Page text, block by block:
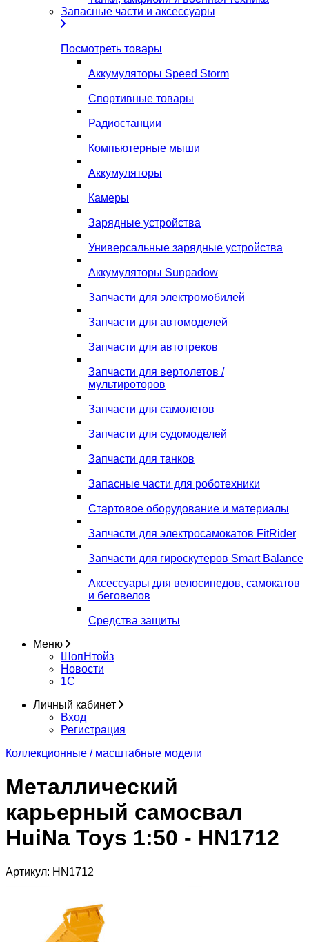
Запасные части и аксессуары
Посмотреть товары
Аккумуляторы Speed Storm
Спортивные товары
Радиостанции
Компьютерные мыши
Аккумуляторы
Камеры
Зарядные устройства
Универсальные зарядные устройства
Аккумуляторы Sunpadow
Запчасти для электромобилей
Запчасти для автомоделей
Запчасти для автотреков
Запчасти для вертолетов /
мультироторов
Запчасти для самолетов
Запчасти для судомоделей
Запчасти для танков
Запасные части для роботехники
Стартовое оборудование и материалы
Запчасти для электросамокатов FitRider
Запчасти для гироскутеров Smart Balance
Аксессуары для велосипедов, самокатов
и беговелов
Средства защиты
Меню
ШопНтойз
Новости
1C
Личный кабинет
Вход
Регистрация
Коллекционные / масштабные модели
Металлический
карьерный самосвал
HuiNa Toys 1:50 - HN1712
Артикул: HN1712